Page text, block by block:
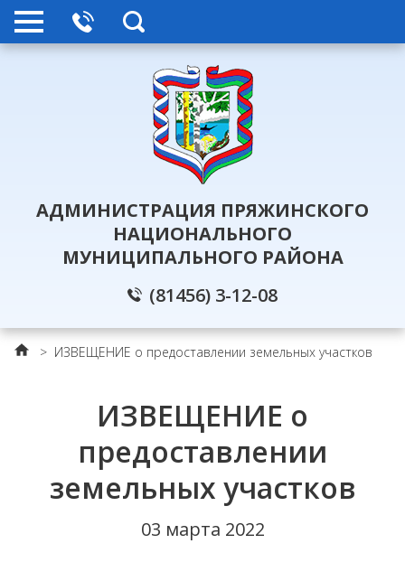
АДМИНИСТРАЦИЯ ПРЯЖИНСКОГО
НАЦИОНАЛЬНОГО
МУНИЦИПАЛЬНОГО РАЙОНА
(81456) 3-12-08
> ИЗВЕЩЕНИЕ о предоставлении земельных участков
ИЗВЕЩЕНИЕ о
предоставлении
земельных участков
03 марта 2022